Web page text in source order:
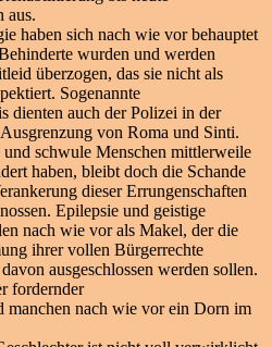
aus.
haben sich nach wie vor behauptet
wurden und werden
überzogen, das sie nicht als
Sogenannte
dienten auch der Polizei in der
von Roma und Sinti.
schwule Menschen mittlerweile
haben, bleibt doch die Schande
dieser Errungenschaften
Epilepsie und geistige
nach wie vor als Makel, der die
ihrer vollen Bürgerrechte
ausgeschlossen werden sollen.
fordernder
manchen nach wie vor ein Dorn im